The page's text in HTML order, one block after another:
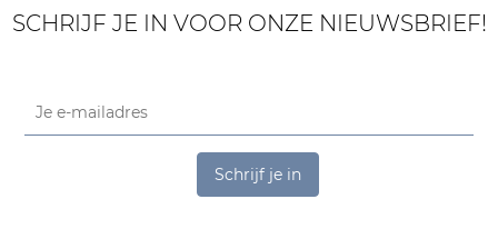
SCHRIJF JE IN VOOR ONZE NIEUWSBRIEF!
Schrijf je in